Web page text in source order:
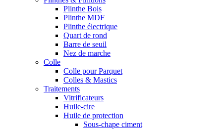
Plinthe Bois
Plinthe MDF
Plinthe électrique
Quart de rond
Barre de seuil
Nez de marche
Colle
Colle pour Parquet
Colles & Mastics
Traitements
Vitrificateurs
Huile-cire
Huile de protection
Sous-chape ciment